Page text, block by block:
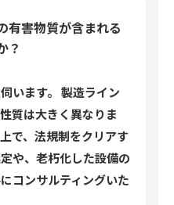
有害物質が含まれる
？
います。 製造ライン
質は大きく異なりま
で、法規制をクリアす
や、老朽化した設備の
コンサルティングいた